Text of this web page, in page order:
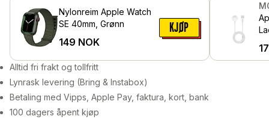
Nylonreim Apple Watch
SE 40mm, Grønn
149 NOK
KJØP
Alltid fri frakt og tollfritt
Lynrask levering (Bring & Instabox)
Betaling med Vipps, Apple Pay, faktura, kort, bank
100 dagers åpent kjøp